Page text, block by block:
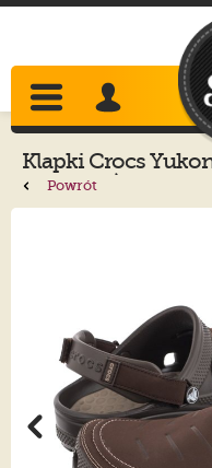
Klapki Crocs
Espresso/
Powrót